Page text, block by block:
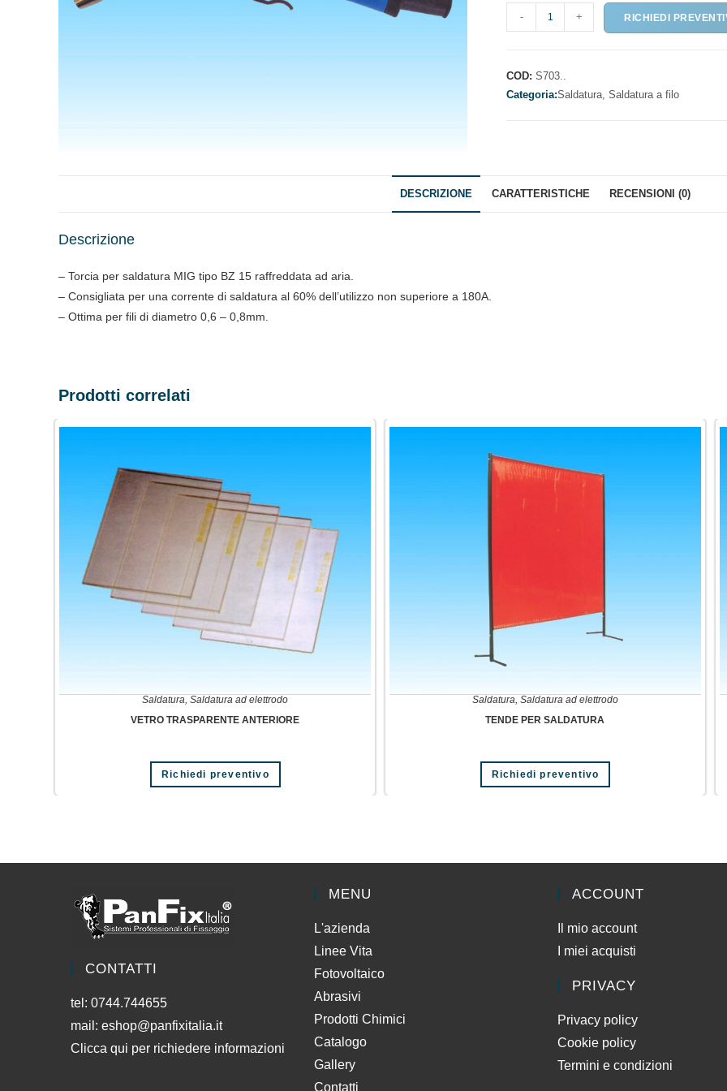
PER
MIG
TIPO
ARIA
- + RICHIEDI
COD: S703..
Categoria:Saldatura, Saldatura a filo
DESCRIZIONE CARATTERISTICHE RECENSIONI (0)
Descrizione
– Torcia per saldatura MIG tipo BZ 15 raffreddata ad aria.
– Consigliata per una corrente di saldatura al 60% dell’utilizzo non superiore a 180A.
– Ottima per fili di diametro 0,6 – 0,8mm.
Prodotti correlati
Saldatura,Saldatura ad elettrodo
VETRO TRASPARENTE ANTERIORE
Richiedi preventivo
Saldatura, Saldatura ad elettrodo
TENDE PER SALDATURA
Richiedi preventivo
CONTATTI
tel: 0744.744655
mail: eshop@panfixitalia.it
Clicca qui per richiedere informazioni
MENU
L'azienda
Linee Vita
Fotovoltaico
Abrasivi
Prodotti Chimici
Catalogo
Gallery
Contatti
ACCOUNT
Il mio account
I miei acquisti
PRIVACY
Privacy policy
Cookie policy
Termini e condizioni